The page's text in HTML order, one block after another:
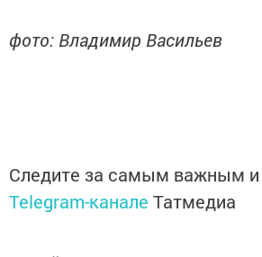
фото: Владимир Васильев
Следите за самым важным
Telegram-канале Татмедиа